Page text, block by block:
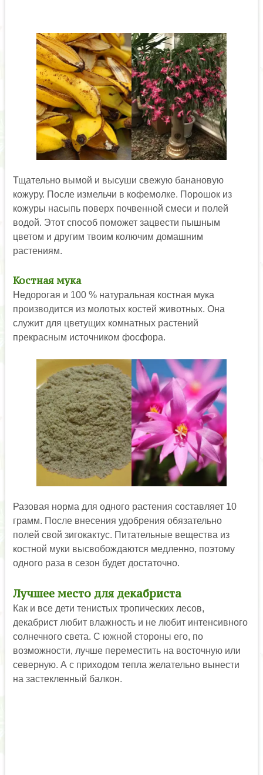
Тщательно вымой и высуши свежую банановую
кожуру. После измельчи в кофемолке. Порошок из
кожуры насыпь поверх почвенной смеси и полей
водой. Этот способ поможет зацвести пышным
цветом и другим твоим колючим домашним
растениям.
Костная мука
Недорогая и 100 % натуральная костная мука
производится из молотых костей животных. Она
служит для цветущих комнатных растений
прекрасным источником фосфора.
Разовая норма для одного растения составляет 10
грамм. После внесения удобрения обязательно
полей свой зигокактус. Питательные вещества из
костной муки высвобождаются медленно, поэтому
одного раза в сезон будет достаточно.
Лучшее место для декабриста
Как и все дети тенистых тропических лесов,
декабрист любит влажность и не любит интенсивного
солнечного света. С южной стороны его, по
возможности, лучше переместить на восточную или
северную. А с приходом тепла желательно вынести
на застекленный балкон.